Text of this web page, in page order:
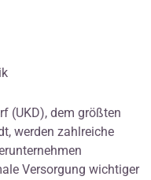
(UKD), dem größten
werden zahlreiche
Versorgung wichtiger